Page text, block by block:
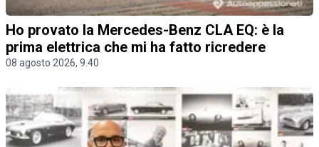
Ho provato la Mercedes-Benz CLA EQ: è la
prima elettrica che mi ha fatto ricredere
08 agosto 2026, 9.40